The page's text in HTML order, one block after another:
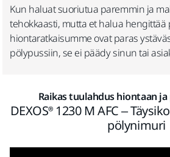
Kun haluat suoriutua paremmin ja
tehokkaasti, mutta et halua hengittää
hiontaratkaisumme ovat paras
pölypussiin, se ei päädy sinun tai
Raikas tuulahdus hiontaan
DEXOS® 1230 M AFC –
pölynimuri